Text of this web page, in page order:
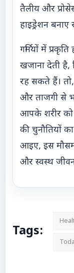
तैलीय और
हाइड्रेशन
गर्मियों में
खजाना देती
रह सकते हैं।
और ताजगी से
आपके शरीर को
की चुनौतियों
आइए, इस मौसम
और स्वस्थ
Tags: